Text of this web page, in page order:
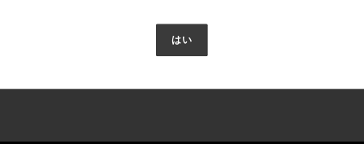
はい
いまの食中酒として、料理を引き立て、
もうすこし飲みたくなる、食べたくなる、